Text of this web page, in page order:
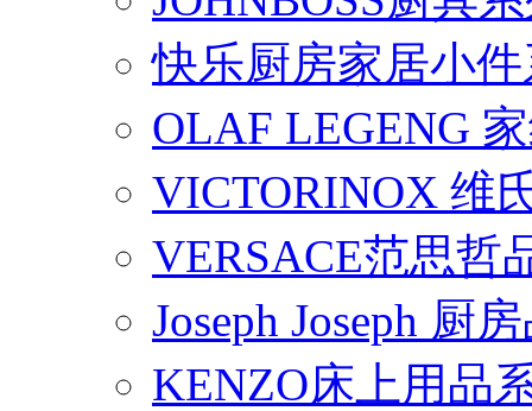
快乐厨房家居小
OLAF LEGENG
VICTORINOX 维
VERSACE范思哲
Joseph Joseph 厨
KENZO床上用品